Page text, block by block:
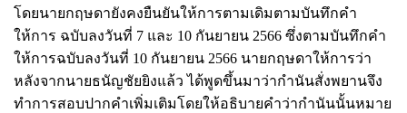
โดยนายกฤษดายังคงยืนยันให้การตามเดิมตามบันทึกคํา
ให้การ ฉบับลงวันที่ 7 และ 10 กันยายน 2566 ซึ่งตามบันทึกคํา
ให้การฉบับลงวันที่ 10 กันยายน 2566 นายกฤษดาให้การว่า
หลังจากนายธนัญชัยยิงแล้ว ได้พูดขึ้นมาว่ากํานันสั่งพยานจึง
ทําการสอบปากคําเพิ่มเติมโดยให้อธิบายคําว่ากํานันนั้นหมาย